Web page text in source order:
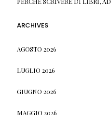
ARCHIVES
AGOSTO 2026
LUGLIO 2026
GIUGNO 2026
MAGGIO 2026